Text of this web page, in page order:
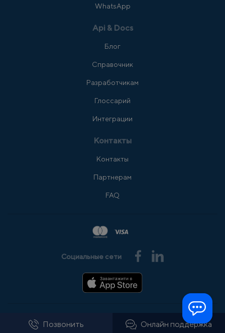
Позвонить Онлайн поддержка
WhatsApp
Api & Docs
Блог
Справочник
Разработчикам
Глоссарий
Интеграции
Контакты
Контакты
Партнерам
FAQ
Социальные сети
© 2008-2026 АльфаSMS Все права защищены